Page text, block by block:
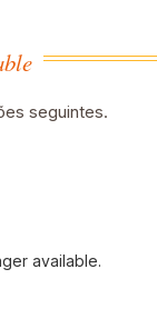
seguintes.
available.